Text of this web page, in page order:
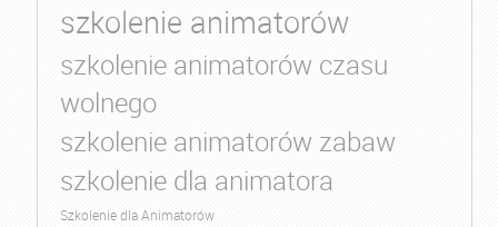
szkolenie animatorów
szkolenie animatorów czasu
wolnego
szkolenie animatorów zabaw
szkolenie dla animatora
Szkolenie dla Animatorów